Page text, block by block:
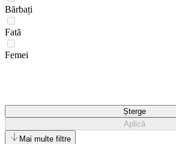
Bărbați
Fată
Femei
Șterge
Aplică
Mai multe filtre